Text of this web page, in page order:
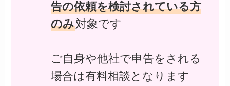
告の依頼を検討されている方
のみ対象です
ご自身や他社で申告をされる
場合は有料相談となります